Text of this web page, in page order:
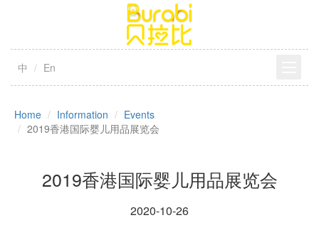
中 En
Home Information
Events
2019香港国际婴儿用品展览会
2019香港国际婴儿用品展览会
2020-10-26